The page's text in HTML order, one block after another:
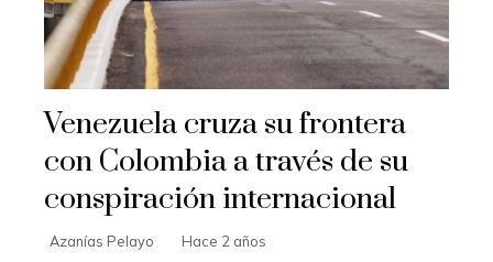
Venezuela cruza su frontera
con Colombia a través de su
conspiración internacional
Azanías Pelayo Hace 2 años